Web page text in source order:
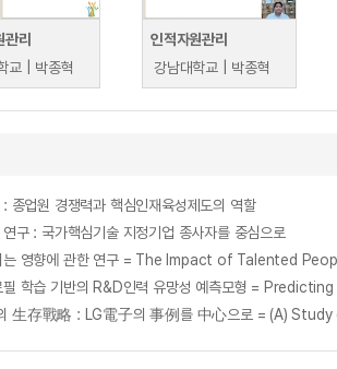
관리
교 | 박종혁
인적자원관리
강남대학교 | 박종혁
종업원 경쟁력과 핵심인재육성제도의 역할
구 : 국가핵심기술 지정기업 종사자를 중심으로
치는 영향에 관한 연구 = The Impact of Talented
로필 학습 기반의 R&D인력 유망성 예측모형 =
의 生存戰略 : LG電子의 事例를 中心으로 = (A)